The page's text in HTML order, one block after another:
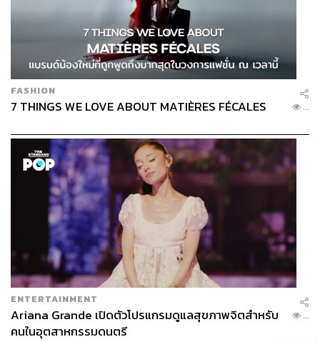
FASHION
7 THINGS WE LOVE ABOUT MATIÈRES FÉCALES ...
ENTERTAINMENT
Ariana Grande เปิดตัวโปรแกรมดูแลสุขภาพจิตสำหรับ
คนในอุตสาหกรรมดนตรี
...